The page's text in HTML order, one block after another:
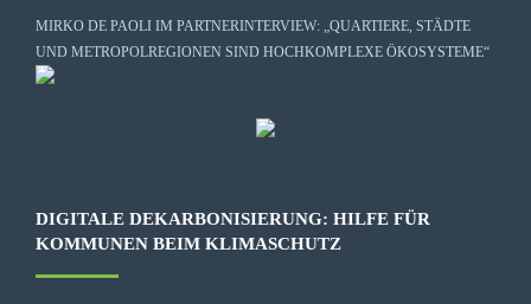
MIRKO DE PAOLI IM PARTNERINTERVIEW: „QUARTIERE, STÄDTE
UND METROPOLREGIONEN SIND HOCHKOMPLEXE ÖKOSYSTEME“
DIGITALE DEKARBONISIERUNG: HILFE FÜR
KOMMUNEN BEIM KLIMASCHUTZ